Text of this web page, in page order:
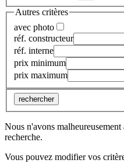
Autres critères
avec photo
réf. constructeur
réf. interne
prix minimum
prix maximum
rechercher
Nous n'avons
recherche.
Vous pouvez modifier vos